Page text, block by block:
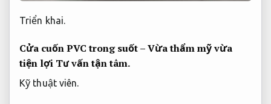
Triển khai.
Cửa cuốn PVC trong suốt – Vừa thẩm mỹ vừa
tiện lợi Tư vấn tận tâm.
Kỹ thuật viên.